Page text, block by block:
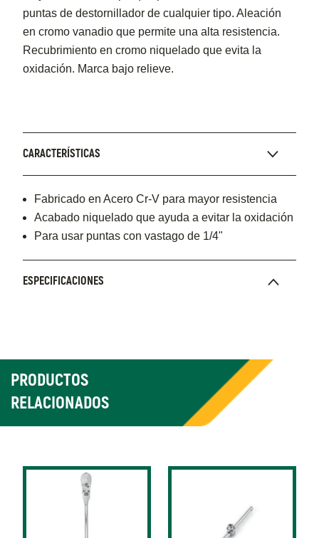
puntas de destornillador de cualquier tipo. Aleación
en cromo vanadio que permite una alta resistencia.
Recubrimiento en cromo niquelado que evita la
oxidación. Marca bajo relieve.
CARACTERÍSTICAS
Fabricado en Acero Cr-V para mayor resistencia
Acabado niquelado que ayuda a evitar la oxidación
Para usar puntas con vastago de 1/4"
ESPECIFICACIONES
PRODUCTOS
RELACIONADOS